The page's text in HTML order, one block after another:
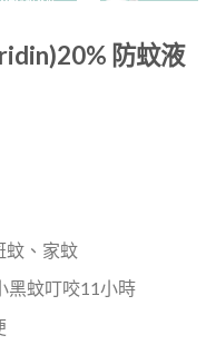
防蚊液
。
蚊、家蚊
黑蚊叮咬11小時